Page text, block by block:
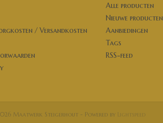
/ Versandkosten
Alle producten
Nieuwe producten
Aanbiedingen
Tags
RSS-feed
Maatwerk Steigerhout - Powered by Lightspeed